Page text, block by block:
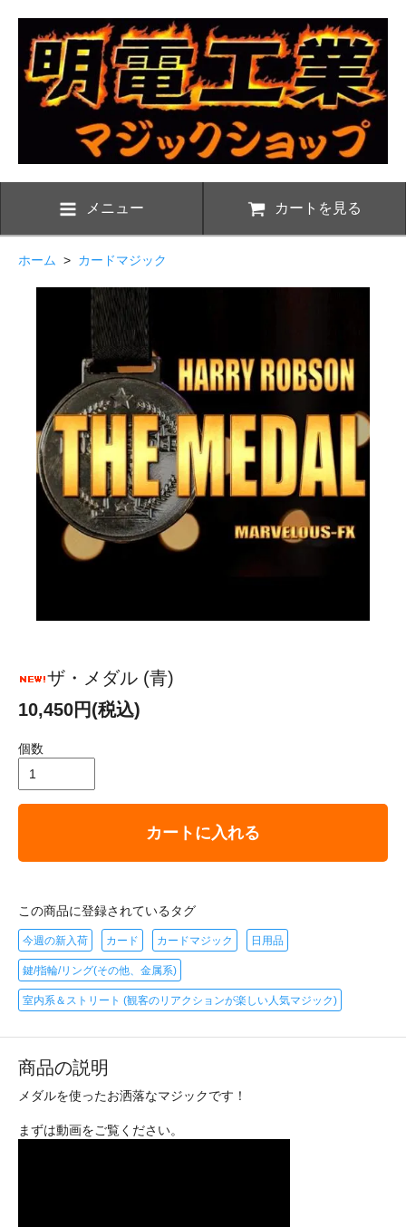
メニュー カートを見る
ホーム > カードマジック
ザ・メダル (青)
10,450円(税込)
個数
カートに入れる
この商品に登録されているタグ
今週の新入荷 カード カードマジック 日用品
鍵/指輪/リング(その他、金属系)
室内系＆ストリート (観客のリアクションが楽しい人気マジック)
商品の説明
メダルを使ったお洒落なマジックです！
まずは動画をご覧ください。